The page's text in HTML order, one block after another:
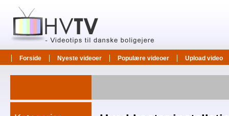
Forside Nyeste videoer Populære videoer Upload video